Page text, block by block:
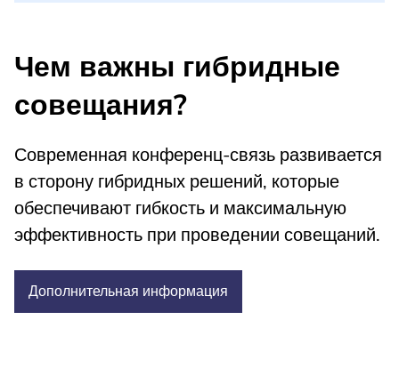
Чем важны гибридные
совещания?
Современная конференц-связь развивается
в сторону гибридных решений, которые
обеспечивают гибкость и максимальную
эффективность при проведении совещаний.
Дополнительная информация